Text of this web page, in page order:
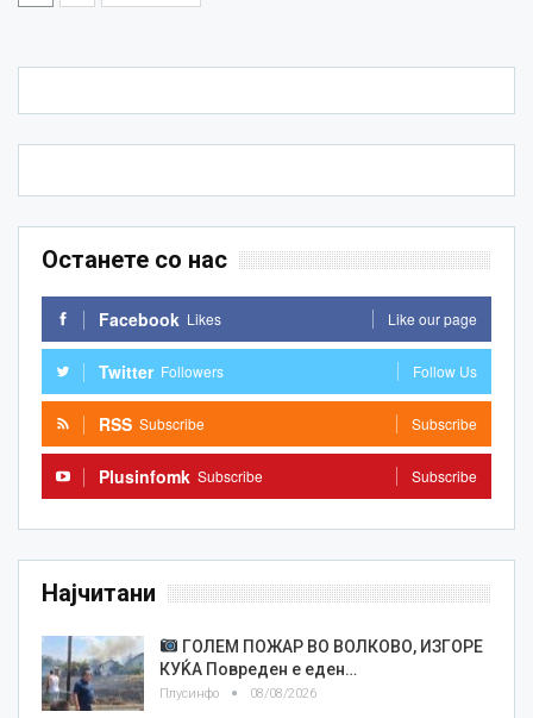
Останете со нас
Facebook Likes Like our page
Twitter Followers Follow Us
RSS Subscribe Subscribe
Plusinfomk Subscribe Subscribe
Најчитани
ГОЛЕМ ПОЖАР ВО ВОЛКОВО, ИЗГОРЕ
КУЌА Повреден е еден…
Плусинфо 08/08/2026